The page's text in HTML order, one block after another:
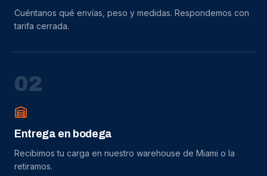
Cuéntanos qué envías, peso y medidas. Respondemos con
tarifa cerrada.
02
Entrega en bodega
Recibimos tu carga en nuestro warehouse de Miami o la
retiramos.